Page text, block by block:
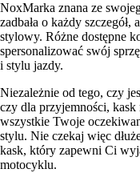
NoxMarka znana ze
zadbała o każdy
stylowy. Różne dostępne
spersonalizować swój
i stylu jazdy.
Niezależnie od tego, czy
czy dla przyjemności,
wszystkie Twoje
stylu. Nie czekaj więc
kask, który zapewni Ci
motocyklu.